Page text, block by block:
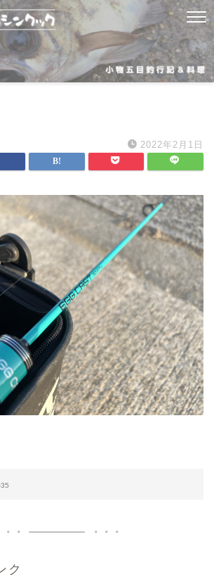
2022年2月1日
ク